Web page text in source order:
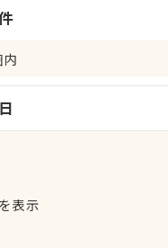
表示